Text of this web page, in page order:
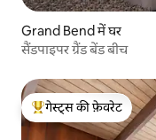
Grand Bend में घर
सैंडपाइपर ग्रैंड बेंड बीच
गेस्ट्स का टॉप फ़ेवरेट
गेस्ट्स की फ़ेवरेट